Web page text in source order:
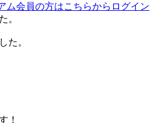
ム会員の方はこちらからログイン
。
た。
！